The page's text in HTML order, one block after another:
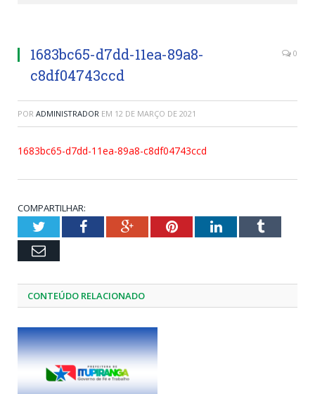
1683bc65-d7dd-11ea-89a8-
c8df04743ccd
0
POR ADMINISTRADOR EM 12 DE MARÇO DE 2021
1683bc65-d7dd-11ea-89a8-c8df04743ccd
COMPARTILHAR:
TwitterFacebookGoogle+PinterestLinkedInTumblr
Email
CONTEÚDO RELACIONADO